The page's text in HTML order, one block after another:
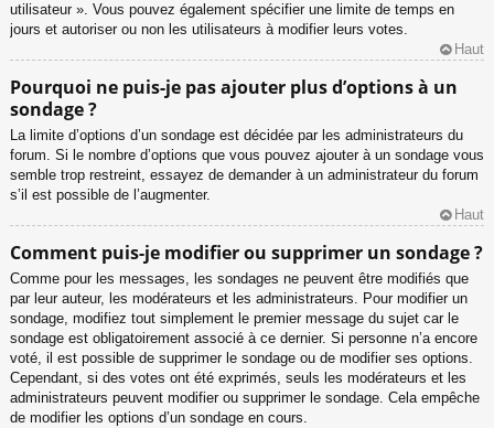
utilisateur ». Vous pouvez également spécifier une limite de temps en
jours et autoriser ou non les utilisateurs à modifier leurs votes.
Haut
Pourquoi ne puis-je pas ajouter plus d’options à un
sondage ?
La limite d’options d’un sondage est décidée par les administrateurs du
forum. Si le nombre d’options que vous pouvez ajouter à un sondage vous
semble trop restreint, essayez de demander à un administrateur du forum
s’il est possible de l’augmenter.
Haut
Comment puis-je modifier ou supprimer un sondage ?
Comme pour les messages, les sondages ne peuvent être modifiés que
par leur auteur, les modérateurs et les administrateurs. Pour modifier un
sondage, modifiez tout simplement le premier message du sujet car le
sondage est obligatoirement associé à ce dernier. Si personne n’a encore
voté, il est possible de supprimer le sondage ou de modifier ses options.
Cependant, si des votes ont été exprimés, seuls les modérateurs et les
administrateurs peuvent modifier ou supprimer le sondage. Cela empêche
de modifier les options d’un sondage en cours.